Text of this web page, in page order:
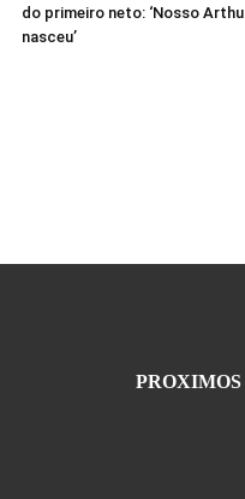
do primeiro neto: ‘Nosso
nasceu’